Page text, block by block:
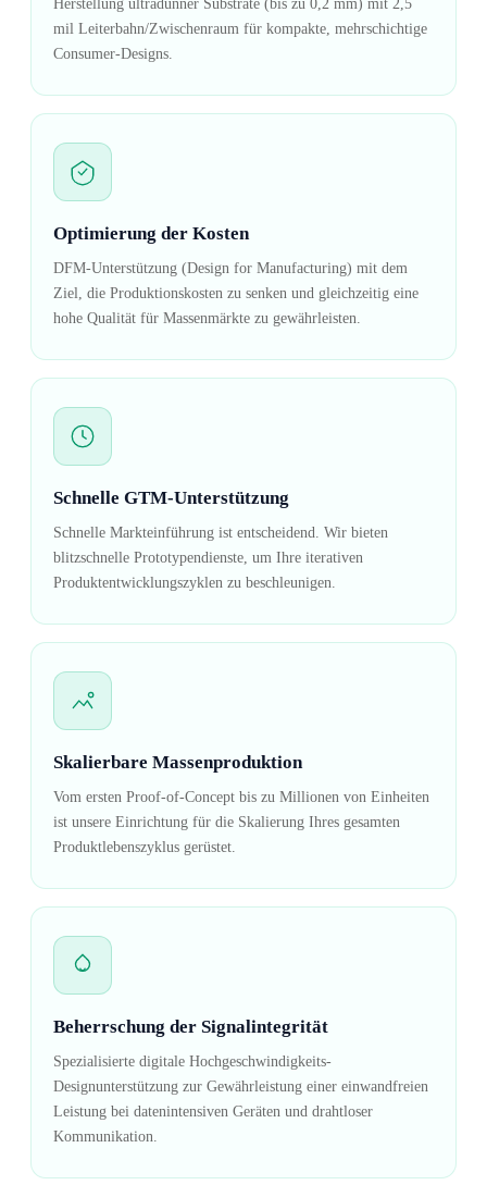
Herstellung ultradünner Substrate (bis zu 0,2 mm) mit 2,5
mil Leiterbahn/Zwischenraum für kompakte, mehrschichtige
Consumer-Designs.
Optimierung der Kosten
DFM-Unterstützung (Design for Manufacturing) mit dem
Ziel, die Produktionskosten zu senken und gleichzeitig eine
hohe Qualität für Massenmärkte zu gewährleisten.
Schnelle GTM-Unterstützung
Schnelle Markteinführung ist entscheidend. Wir bieten
blitzschnelle Prototypendienste, um Ihre iterativen
Produktentwicklungszyklen zu beschleunigen.
Skalierbare Massenproduktion
Vom ersten Proof-of-Concept bis zu Millionen von Einheiten
ist unsere Einrichtung für die Skalierung Ihres gesamten
Produktlebenszyklus gerüstet.
Beherrschung der Signalintegrität
Spezialisierte digitale Hochgeschwindigkeits-
Designunterstützung zur Gewährleistung einer einwandfreien
Leistung bei datenintensiven Geräten und drahtloser
Kommunikation.